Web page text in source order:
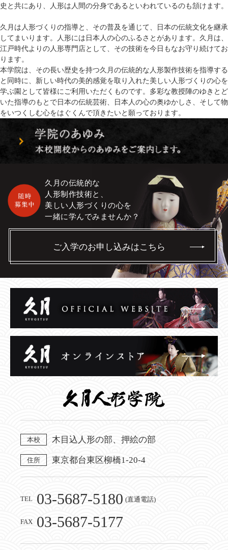
史と共にあり、人形は人間の分身であるといわれているのも頷けます。
久月は人形づくりの指導と、その普及を通じて、日本の伝統文化を継承
してまいります。人形には日本人の心のふるさとがあります。久月は、
江戸時代よりの人形専門店として、その技術を今日もなお守り続けてお
ります。
本学院は、その長い歴史を持つ久月の伝統的な人形製作技術を指導する
と同時に、新しい時代の美的感覚を取り入れた美しい人形づくりの心を
学ぶ園として皆様にご利用いただくものです。多彩な教授陣のゆきとど
いた指導のもとで日本の伝統芸術、日本人の心の奥ゆかしさ、そして物
をいつくしむ心をはぐくんで頂きたいと願っております。
久月の伝統的な
人形制作技術と、
美しい人形づくりの心を
一緒に学んでみませんか？
ご入学のお申し込みはこちら
本校 木目込人形の部、押絵の部
住所 東京都台東区柳橋1-20-4
TEL 03-5687-5180 (直通電話)
FAX 03-5687-5177